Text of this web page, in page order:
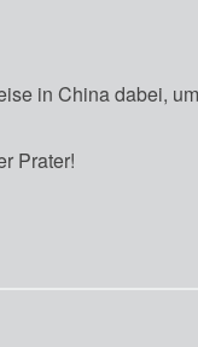
in China dabei,
Prater!